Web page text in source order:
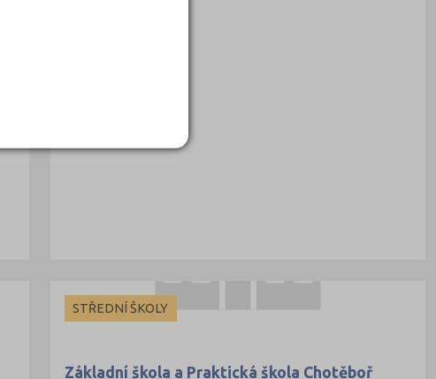
STŘEDNÍ ŠKOLY
Základní škola a Praktická škola Chotěboř